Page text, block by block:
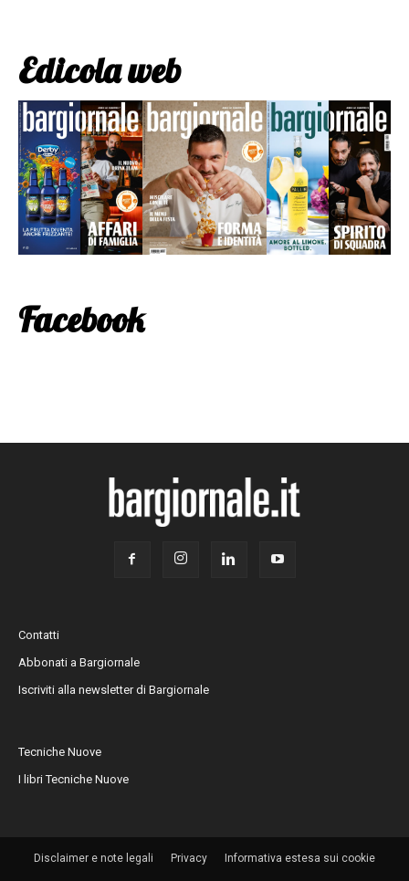
Edicola web
Facebook
Contatti
Abbonati a Bargiornale
Iscriviti alla newsletter di Bargiornale
Tecniche Nuove
I libri Tecniche Nuove
Disclaimer e note legali Privacy Informativa estesa sui cookie